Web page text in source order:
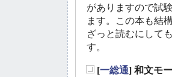
がありますので試
ます。この本も結
ざっと読むにして
す。
[一総通] 和文モ